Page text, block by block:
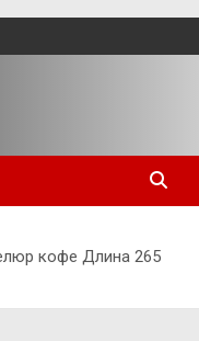
кофе Длина 265